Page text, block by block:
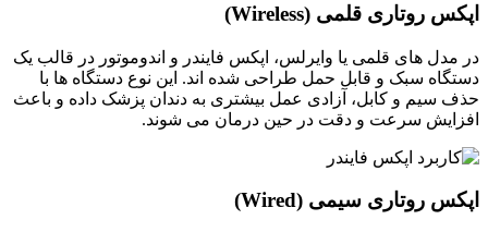
اپکس روتاری قلمی (Wireless)
در مدل های قلمی یا وایرلس، اپکس فایندر و اندوموتور در قالب یک
دستگاه سبک و قابل حمل طراحی شده اند. این نوع دستگاه ها با
حذف سیم و کابل، آزادی عمل بیشتری به دندان پزشک داده و باعث
افزایش سرعت و دقت در حین درمان می شوند.
اپکس روتاری سیمی (Wired)